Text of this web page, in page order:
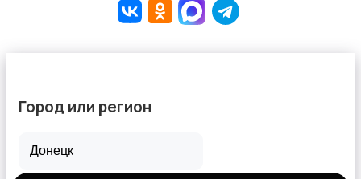
Город или регион